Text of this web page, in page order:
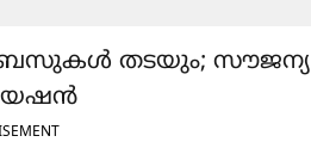
ബസുകൾ തടയും; സൗജന്യ